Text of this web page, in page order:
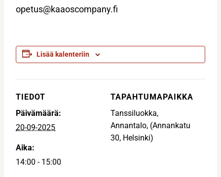
opetus@kaaoscompany.fi
Lisää kalenteriin
TIEDOT
Päivämäärä:
20-09-2025
Aika:
14:00 - 15:00
TAPAHTUMAPAIKKA
Tanssiluokka,
Annantalo, (Annankatu
30, Helsinki)